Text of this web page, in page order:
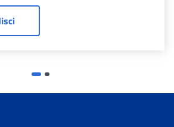
Cambiare le coordinate di accredito